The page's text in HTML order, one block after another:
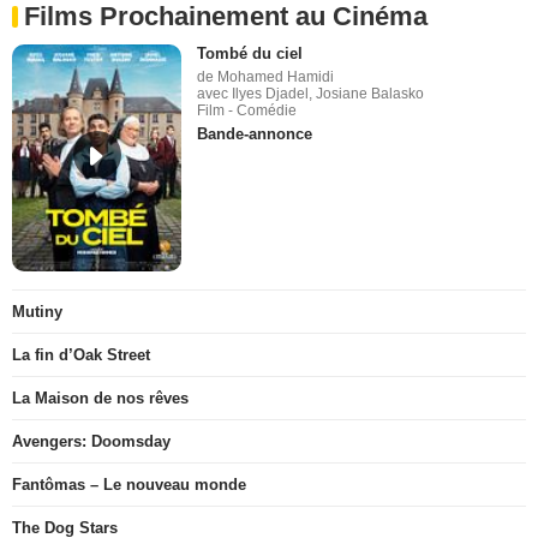
Films Prochainement au Cinéma
Tombé du ciel
de Mohamed Hamidi
avec Ilyes Djadel, Josiane Balasko
Film - Comédie
Bande-annonce
Mutiny
La fin d’Oak Street
La Maison de nos rêves
Avengers: Doomsday
Fantômas – Le nouveau monde
The Dog Stars